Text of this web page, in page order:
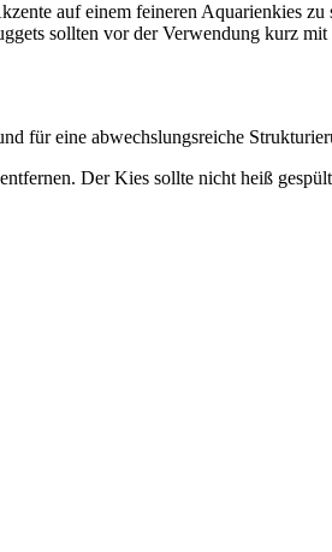
auf einem feineren Aquarienkies zu
sollten vor der Verwendung kurz mit
für eine abwechslungsreiche
Der Kies sollte nicht heiß